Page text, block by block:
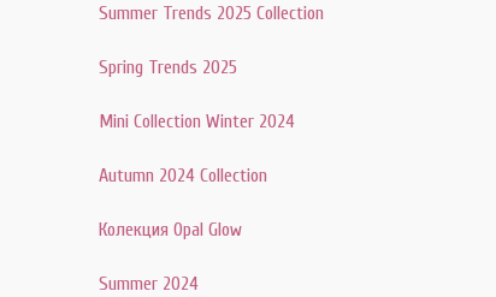
Summer Trends 2025 Collection
Spring Trends 2025
Mini Collection Winter 2024
Autumn 2024 Collection
Колекция Opal Glow
Summer 2024